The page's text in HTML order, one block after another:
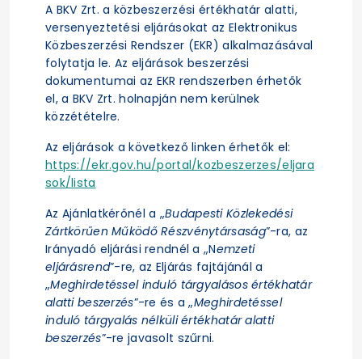
A BKV Zrt. a közbeszerzési értékhatár alatti,
versenyeztetési eljárásokat az Elektronikus
Közbeszerzési Rendszer (EKR) alkalmazásával
folytatja le. Az eljárások beszerzési
dokumentumai az EKR rendszerben érhetők
el, a BKV Zrt. holnapján nem kerülnek
közzétételre.
Az eljárások a következő linken érhetők el:
https://ekr.gov.hu/portal/kozbeszerzes/eljara
sok/lista
Az Ajánlatkérőnél a „Budapesti Közlekedési
Zártkörűen Működő Részvénytársaság”-ra, az
Irányadó eljárási rendnél a „Nemzeti
eljárásrend”-re, az Eljárás fajtájánál a
„Meghirdetéssel induló tárgyalásos értékhatár
alatti beszerzés”-re és a „Meghirdetéssel
induló tárgyalás nélküli értékhatár alatti
beszerzés”-re javasolt szűrni.